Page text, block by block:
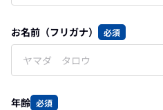
お名前（フリガナ） 必須
年齢 必須